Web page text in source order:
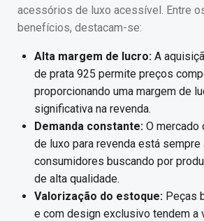
acessórios de luxo acessível. Entre
benefícios, destacam-se:
Alta margem de lucro: A
de prata 925 permite preços
proporcionando uma margem de
significativa na revenda.
Demanda constante: O mercado
de luxo para revenda está sempre
consumidores buscando por
de alta qualidade.
Valorização do estoque: Peças
e com design exclusivo tendem a